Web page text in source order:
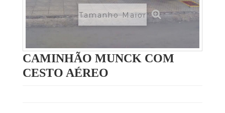
Tamanho Maior
CAMINHÃO MUNCK COM
CESTO AÉREO